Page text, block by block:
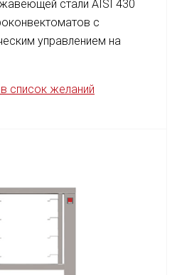
стали AISI 430
с
управлением на
список желаний